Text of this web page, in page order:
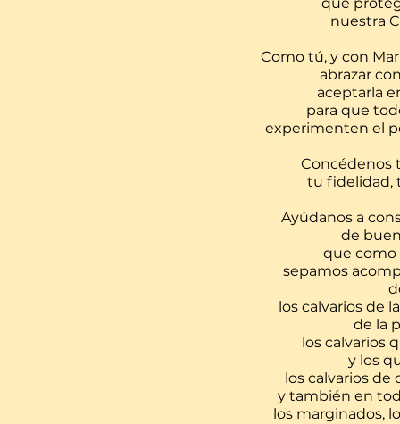
nuestra
Como tú, y con
abrazar
aceptarla
para que
experimenten el
Concédenos
tu fidelidad,
Ayúdanos a
de
que como
sepamos
los calvarios de
de la
los calvarios
y los
los calvarios
y también en
los marginados,